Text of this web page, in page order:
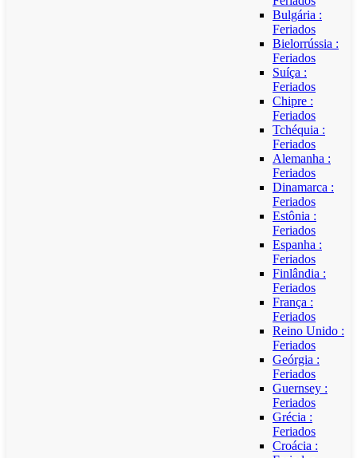
Bulgária :
Feriados
Bielorrússia :
Feriados
Suíça :
Feriados
Chipre :
Feriados
Tchéquia :
Feriados
Alemanha :
Feriados
Dinamarca :
Feriados
Estônia :
Feriados
Espanha :
Feriados
Finlândia :
Feriados
França :
Feriados
Reino Unido :
Feriados
Geórgia :
Feriados
Guernsey :
Feriados
Grécia :
Feriados
Croácia :